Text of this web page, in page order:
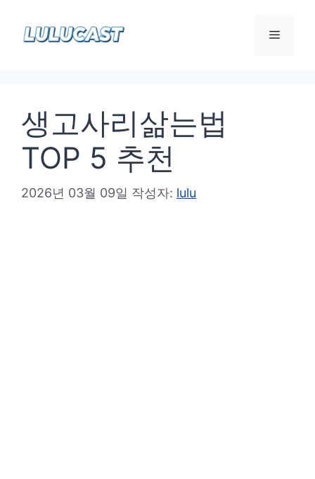
메
생고사리삶는법
TOP 5 추천
2026년 03월 09일 작성자: lulu